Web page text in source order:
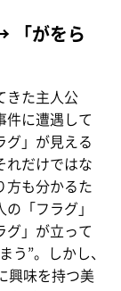
「がをら
きた主人公
件に遭遇して
グ」が見える
れだけではな
方も分かるた
「フラグ」
グ」が立って
う”。しかし、
興味を持つ美